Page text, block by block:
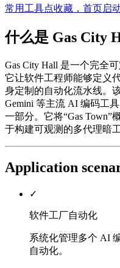
常用工具点收藏，首页启
什么是 Gas City
Gas City Hall 是一个完全
它让软件工程师能够定义
身定制的自动化流水线。
Gemini 等主流 AI 编码工
一部分。它将“Gas Town”
于构建可观测的多代理暗工
Application
✓
软件工厂自动化
系统化管理多个 AI
自动化。